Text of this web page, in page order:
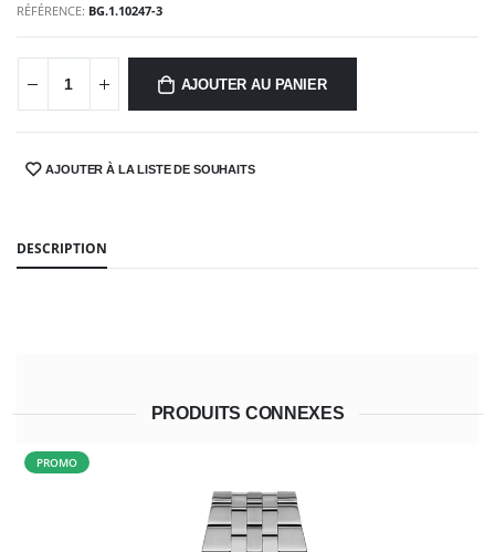
RÉFÉRENCE: BG.1.10247-3
AJOUTER AU PANIER
SHARE:AJOUTER À LA LISTE DE SOUHAITS
DESCRIPTION
PRODUITS CONNEXES
PROMO